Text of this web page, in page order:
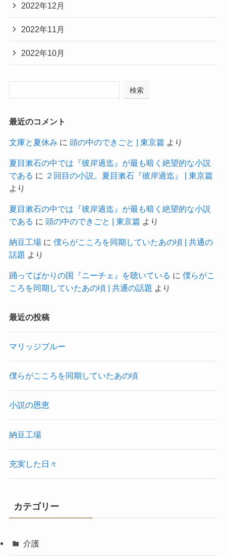
2022年12月
2022年11月
2022年10月
検索
最近のコメント
文庫と夏休み に 頭の中のできごと | 東京篇 より
夏目漱石の中では『彼岸過迄』が最も暗く絶望的な小説
である に ２回目の小説。夏目漱石『彼岸過迄』 | 東京篇
より
夏目漱石の中では『彼岸過迄』が最も暗く絶望的な小説
である に 頭の中のできごと | 東京篇 より
納豆工場に 僕らがこころを同期していたあの頃 | 共通の
話題 より
踊ってばかりの国『ニーチェ』を聴いている に 僕らがこ
ころを同期していたあの頃 | 共通の話題 より
最近の投稿
マリッジブルー
僕らがこころを同期していたあの頃
小説の恩恵
納豆工場
充実した日々
カテゴリー
介護